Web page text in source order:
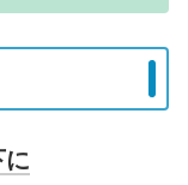
に